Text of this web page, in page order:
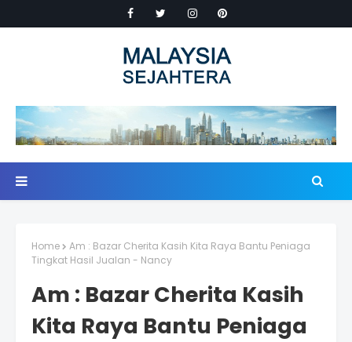
Home
Am : Bazar Cherita Kasih Kita Raya Bantu Peniaga
Tingkat Hasil Jualan - Nancy
Am : Bazar Cherita Kasih
Kita Raya Bantu Peniaga